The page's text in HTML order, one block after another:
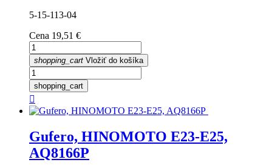
5-15-113-04
Cena 19,51 €
shopping_cart Vložiť do košíka
shopping_cart

Gufero, HINOMOTO E23-E25,
AQ8166P